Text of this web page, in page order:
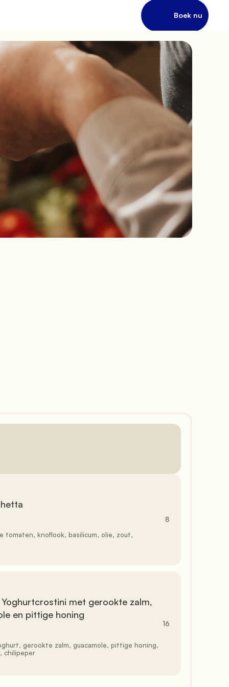
             Boek nu
               8
en pittige honing
chilipeper
16